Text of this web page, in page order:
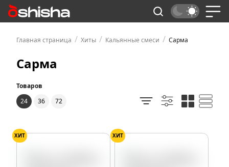
Главная страница / Хиты / Кальянные смеси / Сарма
Сарма
Товаров
24
36 72
ХИТ ХИТ